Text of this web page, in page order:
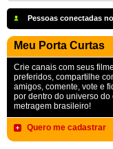
Pessoas conectadas
Meu Porta Curtas
Crie canais com seus
preferidos, compartilhe
amigos, comente, vote e
por dentro do universo do
metragem brasileiro!
Quero me cadastrar